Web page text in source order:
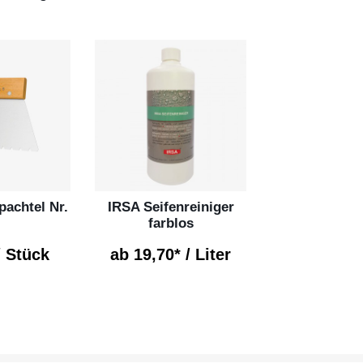
Nr.
Stück
IRSA Seifenreiniger
farblos
ab 19,70* / Liter